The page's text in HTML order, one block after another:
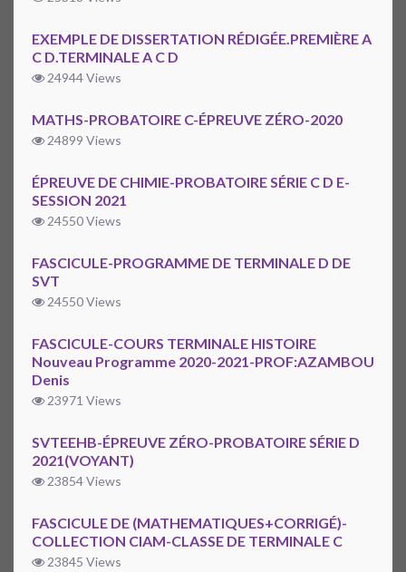
EXEMPLE DE DISSERTATION RÉDIGÉE.PREMIÈRE A
C D.TERMINALE A C D
24944 Views
MATHS-PROBATOIRE C-ÉPREUVE ZÉRO-2020
24899 Views
ÉPREUVE DE CHIMIE-PROBATOIRE SÉRIE C D E-
SESSION 2021
24550 Views
FASCICULE-PROGRAMME DE TERMINALE D DE
SVT
24550 Views
FASCICULE-COURS TERMINALE HISTOIRE
Nouveau Programme 2020-2021-PROF:AZAMBOU
Denis
23971 Views
SVTEEHB-ÉPREUVE ZÉRO-PROBATOIRE SÉRIE D
2021(VOYANT)
23854 Views
FASCICULE DE (MATHEMATIQUES+CORRIGÉ)-
COLLECTION CIAM-CLASSE DE TERMINALE C
23845 Views